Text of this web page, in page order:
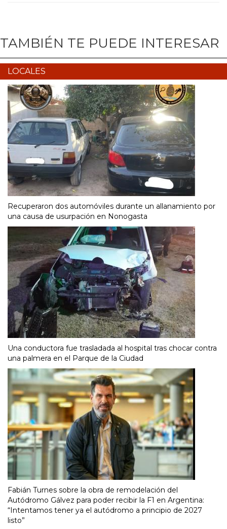
TAMBIÉN TE PUEDE INTERESAR
LOCALES
Recuperaron dos automóviles durante un allanamiento por
una causa de usurpación en Nonogasta
Una conductora fue trasladada al hospital tras chocar contra
una palmera en el Parque de la Ciudad
Fabián Turnes sobre la obra de remodelación del
Autódromo Gálvez para poder recibir la F1 en Argentina:
“Intentamos tener ya el autódromo a principio de 2027
listo”